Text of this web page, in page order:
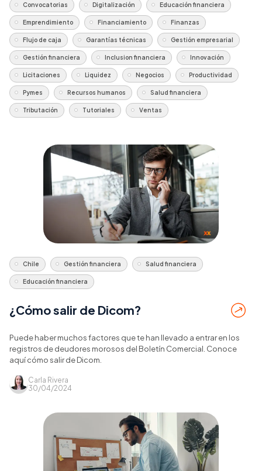
Convocatorias Digitalización Educación financiera
Emprendimiento Financiamiento Finanzas
Flujo de caja Garantías técnicas Gestión empresarial
Gestión financiera Inclusion financiera Innovación
Licitaciones Liquidez Negocios Productividad
Pymes Recursos humanos Salud financiera
Tributación Tutoriales Ventas
Chile Gestión financiera Salud financiera
Educación financiera
¿Cómo salir de Dicom?
Puede haber muchos factores que te han llevado a entrar en los
registros de deudores morosos del Boletín Comercial. Conoce
aquí cómo salir de Dicom.
Carla Rivera
30/04/2024